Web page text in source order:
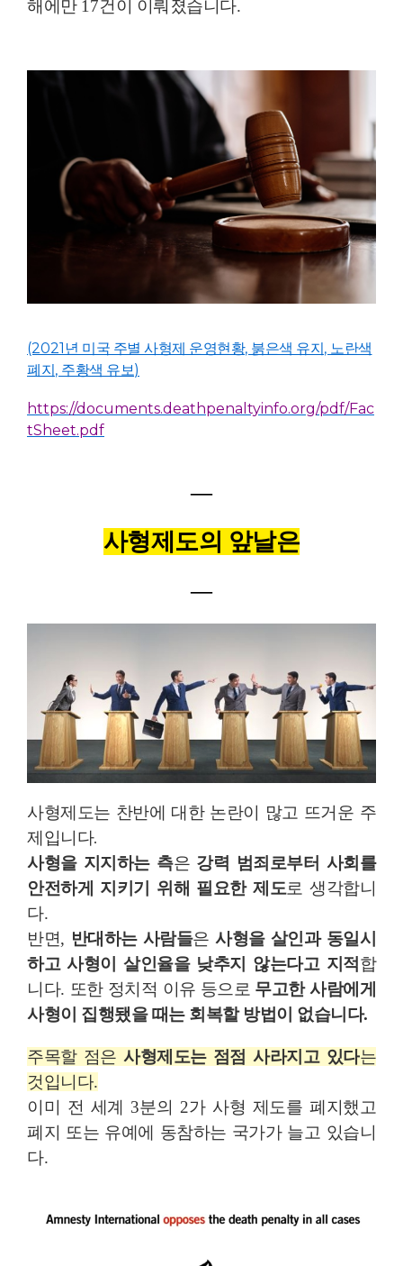
해에만 17건이 이뤄졌습니다.
(2021 년 미국 주별 사형제 운영현황, 붉은색 유지, 노란색
폐지, 주황색 유보)
https://documents.deathpenaltyinfo.org/pdf/Fac
tSheet.pdf
―
사형제도의 앞날은
―
사형제도는 찬반에 대한 논란이 많고 뜨거운 주
제입니다.
사형을 지지하는 측은 강력 범죄로부터 사회를
안전하게 지키기 위해 필요한 제도로 생각합니
다.
반면, 반대하는 사람들은사형을 살인과 동일시
하고 사형이 살인율을 낮추지 않는다고 지적 합
니다. 또한 정치적 이유 등으로 무고한 사람에게
사형이 집행됐을 때는 회복할 방법이 없습니다.
주목할 점은사형제도는 점점 사라지고 있다는
것입니다.
이미 전 세계 3분의 2가 사형 제도를 폐지했고
폐지 또는 유예에 동참하는 국가가 늘고 있습니
다.